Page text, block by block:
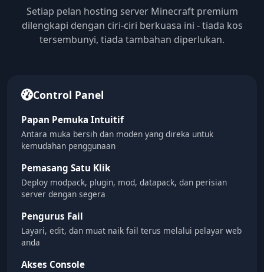
Setiap pelan hosting server Minecraft premium
dilengkapi dengan ciri-ciri berkuasa ini - tiada kos
tersembunyi, tiada tambahan diperlukan.
Control Panel
Papan Pemuka Intuitif
Antara muka bersih dan moden yang direka untuk
kemudahan penggunaan
Pemasang Satu Klik
Deploy modpack, plugin, mod, datapack, dan perisian
server dengan segera
Pengurus Fail
Layari, edit, dan muat naik fail terus melalui pelayar web
anda
Akses Console